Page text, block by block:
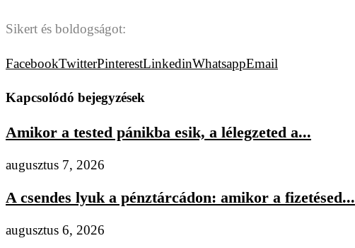
Sikert és boldogságot:
FacebookTwitterPinterestLinkedinWhatsappEmail
Kapcsolódó bejegyzések
Amikor a tested pánikba esik, a lélegzeted a...
augusztus 7, 2026
A csendes lyuk a pénztárcádon: amikor a fizetésed...
augusztus 6, 2026